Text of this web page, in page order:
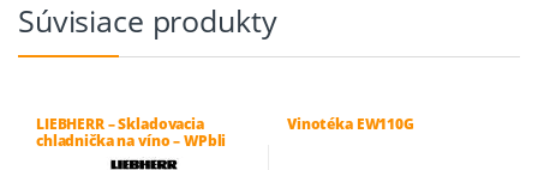
Súvisiace produkty
LIEBHERR – Skladovacia
chladnička na víno – WPbli
5031 GrandCru Selection
Vinotéka EW110G